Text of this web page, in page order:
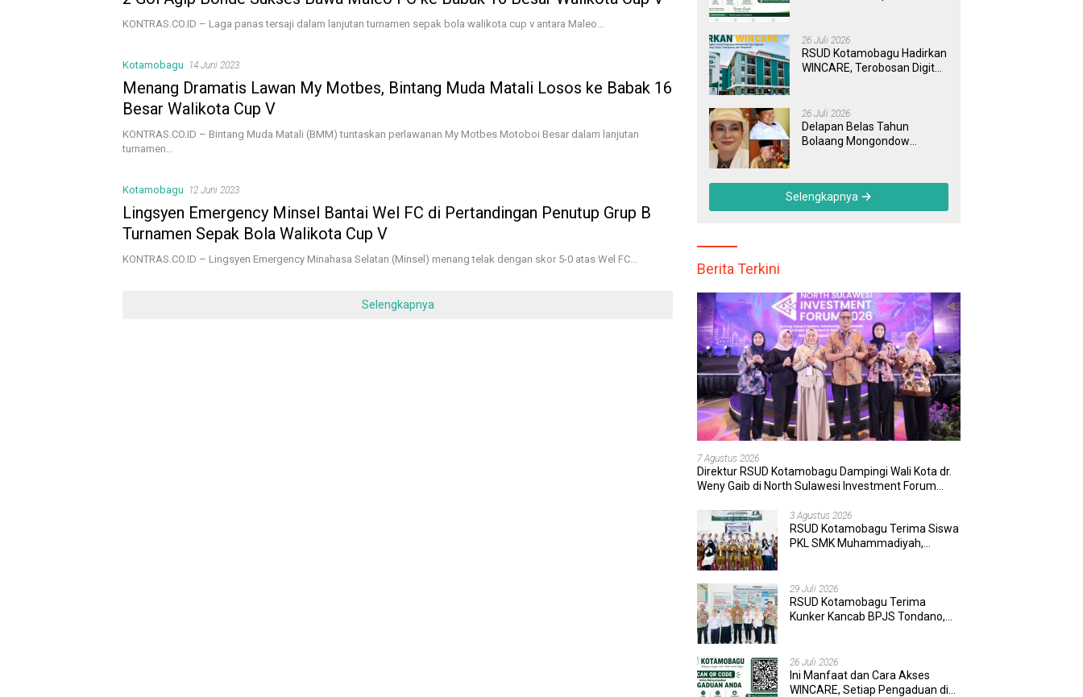
KONTRAS.CO.ID – Laga panas tersaji dalam lanjutan turnamen sepak bola walikota cup v antara Maleo…
Kotamobagu 14 Juni 2023
Menang Dramatis Lawan My Motbes, Bintang Muda Matali Losos ke Babak 16
Besar Walikota Cup V
KONTRAS.CO.ID – Bintang Muda Matali (BMM) tuntaskan perlawanan My Motbes Motoboi Besar dalam lanjutan
turnamen…
Kotamobagu 12 Juni 2023
Lingsyen Emergency Minsel Bantai Wel FC di Pertandingan Penutup Grup B
Turnamen Sepak Bola Walikota Cup V
KONTRAS.CO.ID – Lingsyen Emergency Minahasa Selatan (Minsel) menang telak dengan skor 5-0 atas Wel FC…
Selengkapnya
Dipantau Dan Ditangani
dengan Tuntas
26 Juli 2026
RSUD Kotamobagu Hadirkan
WINCARE, Terobosan Digital
yang Cepat, Transparan, dan
Responsif
26 Juli 2026
Delapan Belas Tahun
Bolaang Mongondow
Sebuah Daerah yang
Menolak Tertinggal
Selengkapnya
Berita Terkini
7 Agustus 2026
Direktur RSUD Kotamobagu Dampingi Wali Kota dr.
Weny Gaib di North Sulawesi Investment Forum
3 Agustus 2026
RSUD Kotamobagu Terima Siswa
PKL SMK Muhammadiyah,
29 Juli 2026
RSUD Kotamobagu Terima
Kunker Kancab BPJS Tondano,
26 Juli 2026
Ini Manfaat dan Cara Akses
WINCARE, Setiap Pengaduan di